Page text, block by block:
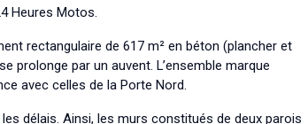
Heures Motos.
rectangulaire de 617 m² en béton (plancher et
prolonge par un auvent. L’ensemble marque
avec celles de la Porte Nord.
délais. Ainsi, les murs constitués de deux parois